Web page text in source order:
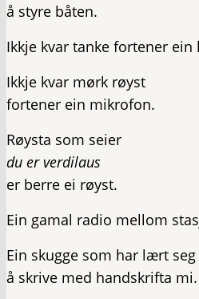
å styre båten.
Ikkje kvar tanke fortener ein
Ikkje kvar mørk røyst
fortener ein mikrofon.
Røysta som seier
du er verdilaus
er berre ei røyst.
Ein gamal radio mellom
Ein skugge som har lært seg
å skrive med handskrifta mi.